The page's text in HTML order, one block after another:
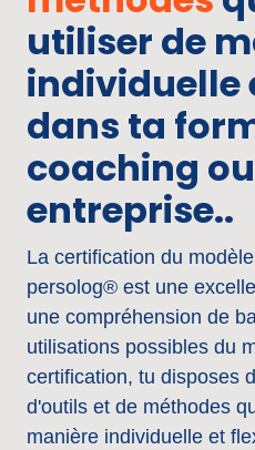
utiliser de
individuelle
dans ta
coaching
entreprise..
La certification du
persolog® est une
une compréhension de
utilisations possibles du
certification, tu disposes
d'outils et de méthodes
manière individuelle et